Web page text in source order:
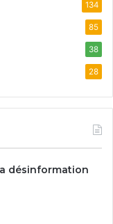
134
85
38
28
désinformation